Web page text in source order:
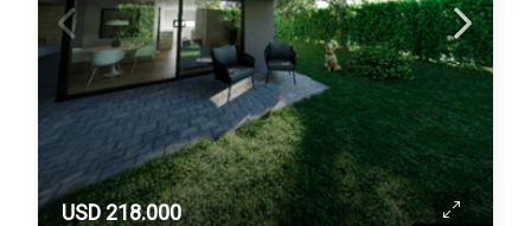
USD 218.000